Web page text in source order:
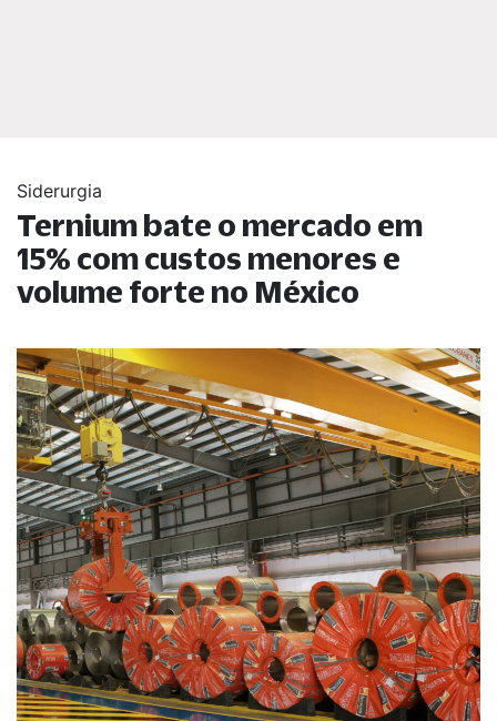
Siderurgia
Ternium bate o mercado em
15% com custos menores e
volume forte no México